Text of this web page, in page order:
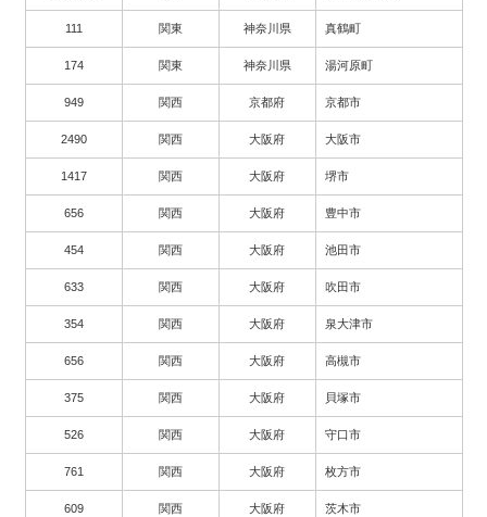
111 関東 神奈川県 真鶴町
174 関東 神奈川県 湯河原町
949 関西 京都府 京都市
2490 関西 大阪府 大阪市
1417 関西 大阪府 堺市
656 関西 大阪府 豊中市
454 関西 大阪府 池田市
633 関西 大阪府 吹田市
354 関西 大阪府 泉大津市
656 関西 大阪府 高槻市
375 関西 大阪府 貝塚市
526 関西 大阪府 守口市
761 関西 大阪府 枚方市
609 関西 大阪府 茨木市